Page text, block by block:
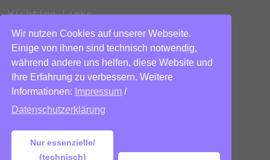
Wichtige Links
Datenschutzerklärung
Impressum
Kontakt
Über mich
Wir nutzen Cookies auf unserer Webseite.
Einige von ihnen sind technisch notwendig,
während andere uns helfen, diese Website und
Ihre Erfahrung zu verbessern. Weitere
Informationen: Impressum /
Datenschutzerklärung
Nur essenzielle/
(technisch)